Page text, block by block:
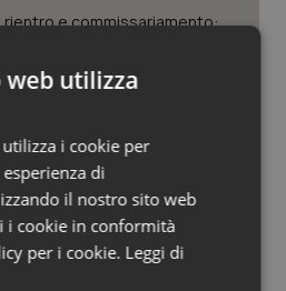
rientro e commissariamento:
Ma il lavoro non va in
tra reperibilità e messaggi
13% stacca davvero
utilizza
i cookie per
di
il nostro sito web
i cookie in conformità
per i cookie. Leggi di